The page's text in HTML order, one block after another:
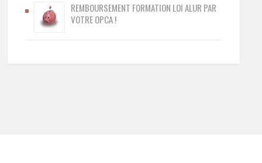
REMBOURSEMENT FORMATION LOI ALUR PAR
VOTRE OPCA !